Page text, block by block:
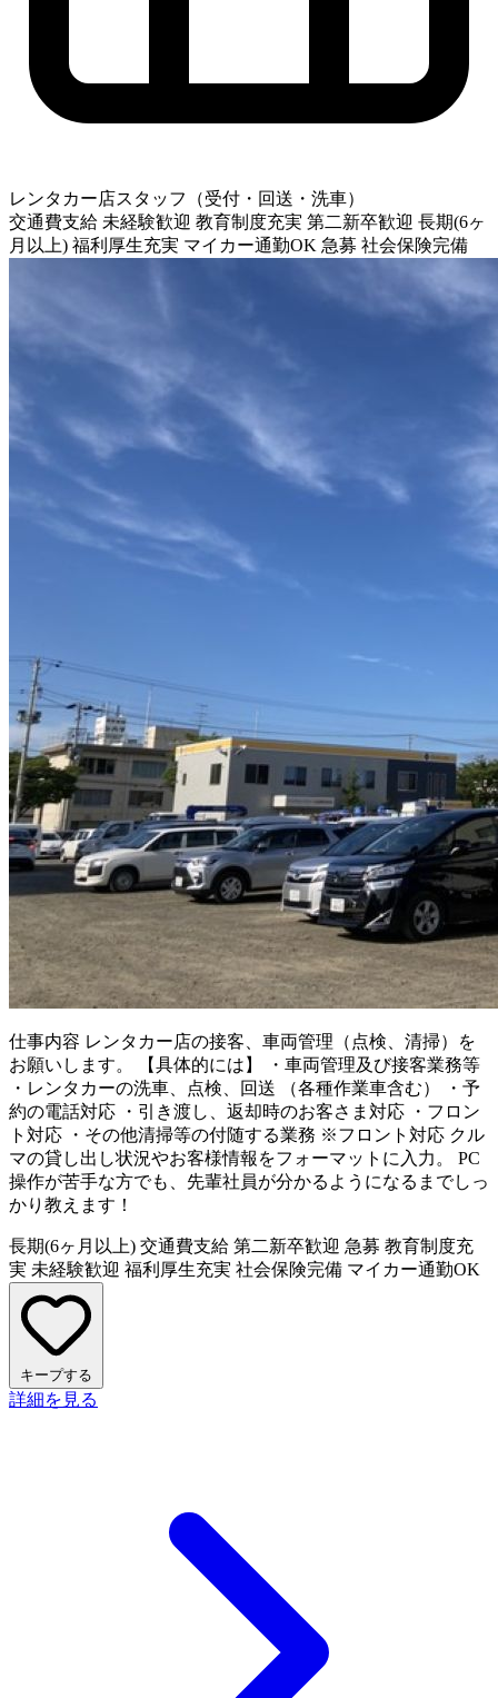
レンタカー店スタッフ（受付・回送・洗車）
交通費支給 未経験歓迎 教育制度充実 第二新卒歓迎 長期(6ヶ
月以上) 福利厚生充実 マイカー通勤OK 急募 社会保険完備
仕事内容 レンタカー店の接客、車両管理（点検、清掃）を
お願いします。 【具体的には】 ・車両管理及び接客業務等
・レンタカーの洗車、点検、回送 （各種作業車含む） ・予
約の電話対応 ・引き渡し、返却時のお客さま対応 ・フロン
ト対応 ・その他清掃等の付随する業務 ※フロント対応 クル
マの貸し出し状況やお客様情報をフォーマットに入力。 PC
操作が苦手な方でも、先輩社員が分かるようになるまでしっ
かり教えます！
長期(6ヶ月以上) 交通費支給 第二新卒歓迎 急募 教育制度充
実 未経験歓迎 福利厚生充実 社会保険完備 マイカー通勤OK
キープする
詳細を見る